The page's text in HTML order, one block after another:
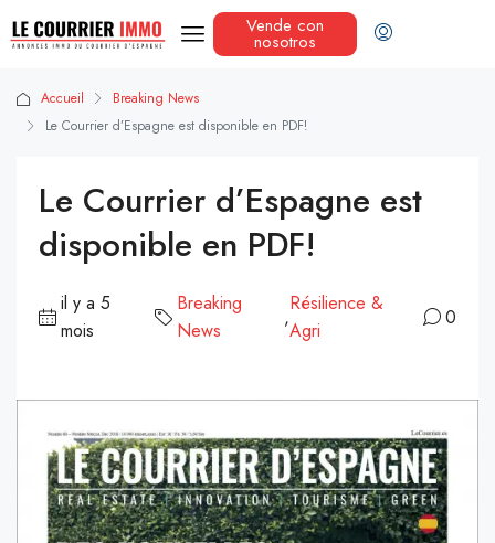
Vende con
nosotros
Accueil
Breaking News
Le Courrier d’Espagne est disponible en PDF!
Le Courrier d’Espagne est
disponible en PDF!
il y a 5
mois
Breaking
News
,
Résilience &
Agri
0